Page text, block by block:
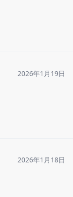
2026年1月19日
2026年1月18日